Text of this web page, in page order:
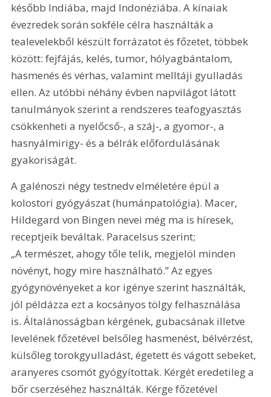
később Indiába, majd Indonéziába. A kínaiak
évezredek során sokféle célra használták a
tealevelekből készült forrázatot és főzetet, többek
között: fejfájás, kelés, tumor, hólyagbántalom,
hasmenés és vérhas, valamint melltáji gyulladás
ellen. Az utóbbi néhány évben napvilágot látott
tanulmányok szerint a rendszeres teafogyasztás
csökkenheti a nyelőcső-, a száj-, a gyomor-, a
hasnyálmirigy- és a bélrák előfordulásának
gyakoriságát.
A galénoszi négy testnedv elméletére épül a
kolostori gyógyászat (humánpatológia). Macer,
Hildegard von Bingen nevei még ma is híresek,
receptjeik beváltak. Paracelsus szerint;
„A természet, ahogy tőle telik, megjelöl minden
növényt, hogy mire használható.” Az egyes
gyógynövényeket a kor igénye szerint használták,
jól példázza ezt a kocsányos tölgy felhasználása
is. Általánosságban kérgének, gubacsának illetve
levelének főzetével belsőleg hasmenést, bélvérzést,
külsőleg torokgyulladást, égetett és vágott sebeket,
aranyeres csomót gyógyítottak. Kérgét eredetileg a
bőr cserzéséhez használták. Kérge főzetével